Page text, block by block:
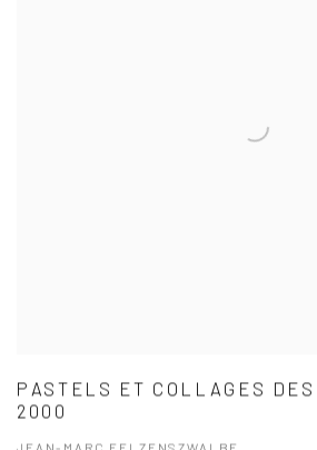
PASTELS ET COLLAGES
2000
JEAN-MARC FELZENSZWALBE